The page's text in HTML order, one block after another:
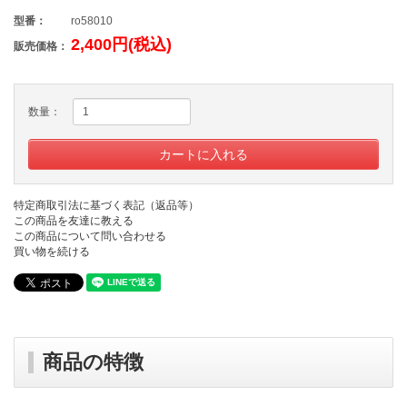
型番：
ro58010
販売価格： 2,400円(税込)
数量：
特定商取引法に基づく表記（返品等）
この商品を友達に教える
この商品について問い合わせる
買い物を続ける
商品の特徴